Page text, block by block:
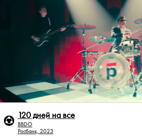
120 дней на все
BBDO
Росбанк, 2023